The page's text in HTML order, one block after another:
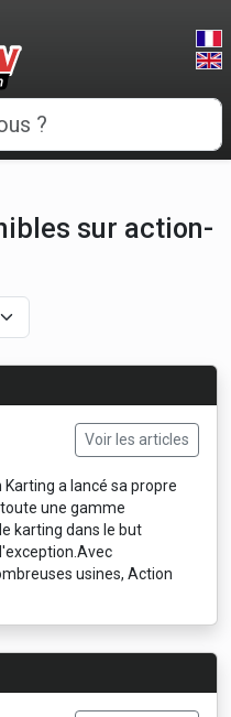
sur action-
Voir les articles
a lancé sa propre
une gamme
karting dans le but
usines, Action